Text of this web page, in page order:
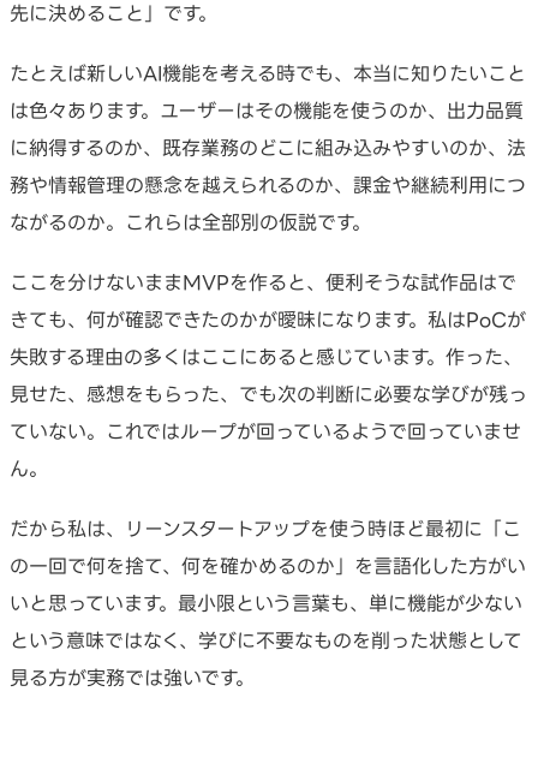
先に決めること」です。
たとえば新しいAI機能を考える時でも、本当に知りたいこと
は色々あります。ユーザーはその機能を使うのか、出力品質
に納得するのか、既存業務のどこに組み込みやすいのか、法
務や情報管理の懸念を越えられるのか、課金や継続利用につ
ながるのか。これらは全部別の仮説です。
ここを分けないままMVPを作ると、便利そうな試作品はで
きても、何が確認できたのかが曖昧になります。私はPoCが
失敗する理由の多くはここにあると感じています。作った、
見せた、感想をもらった、でも次の判断に必要な学びが残っ
ていない。これではループが回っているようで回っていませ
ん。
だから私は、リーンスタートアップを使う時ほど最初に「こ
の一回で何を捨て、何を確かめるのか」を言語化した方がい
いと思っています。最小限という言葉も、単に機能が少ない
という意味ではなく、学びに不要なものを削った状態として
見る方が実務では強いです。